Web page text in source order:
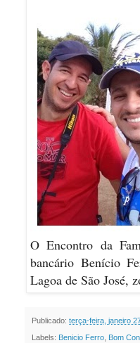
O Encontro da
bancário Benício
Lagoa de São José,
Publicado: terça-feira, janeiro
Labels: Benicio Ferro Bom